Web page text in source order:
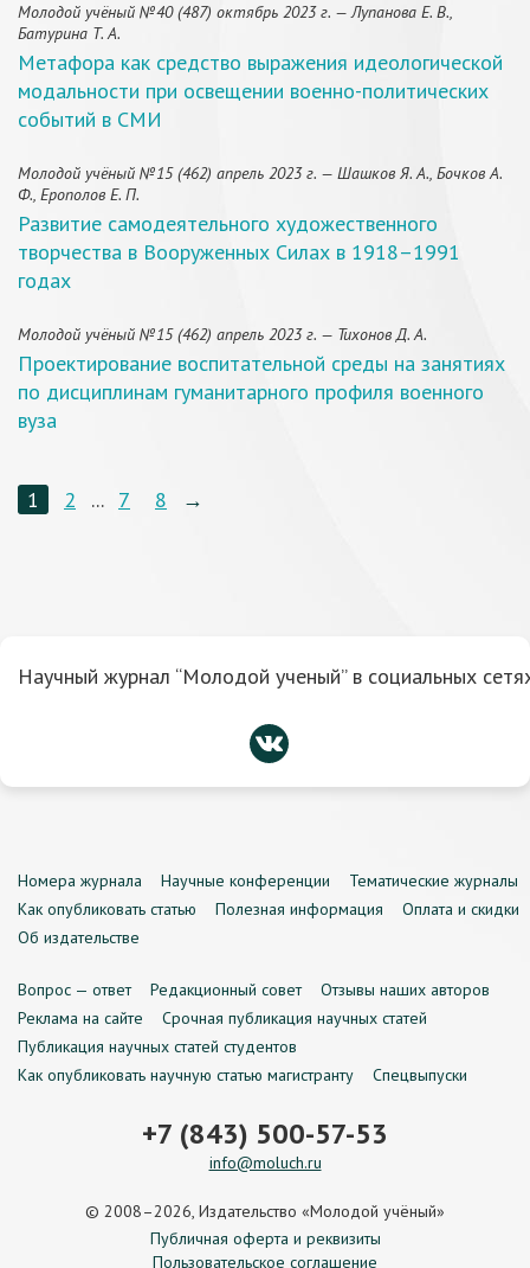
Молодой учёный №40 (487) октябрь 2023 г. — Лупанова Е. В.,
Батурина Т. А.
Метафора как средство выражения идеологической
модальности при освещении военно-политических
событий в СМИ
Молодой учёный №15 (462) апрель 2023 г. — Шашков Я. А., Бочков А.
Ф., Ерополов Е. П.
Развитие самодеятельного художественного
творчества в Вооруженных Силах в 1918–1991
годах
Молодой учёный №15 (462) апрель 2023 г. — Тихонов Д. А.
Проектирование воспитательной среды на занятиях
по дисциплинам гуманитарного профиля военного
вуза
1 2 ... 7 8 →
Научный журнал “Молодой ученый” в социальных
Номера журнала Научные конференции
Тематические журналы
Как опубликовать статью
Полезная информация
Оплата и скидки
Об издательстве
Вопрос — ответ Редакционный совет
Отзывы наших авторов
Реклама на сайте
Срочная публикация научных статей
Публикация научных статей студентов
Как опубликовать научную статью магистранту
Спецвыпуски
+7 (843) 500-57-53
info@moluch.ru
© 2008–2026, Издательство «Молодой учёный»
Публичная оферта и реквизиты
Пользовательское соглашение